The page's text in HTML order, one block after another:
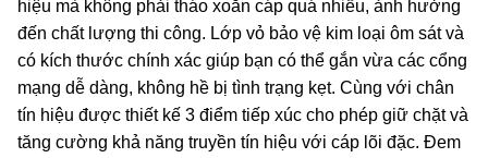
hiệu mà không phải tháo xoắn cáp quá nhiều, ảnh hưởng
đến chất lượng thi công. Lớp vỏ bảo vệ kim loại ôm sát và
có kích thước chính xác giúp bạn có thể gắn vừa các cổng
mạng dễ dàng, không hề bị tình trạng kẹt. Cùng với chân
tín hiệu được thiết kế 3 điểm tiếp xúc cho phép giữ chặt và
tăng cường khả năng truyền tín hiệu với cáp lõi đặc. Đem